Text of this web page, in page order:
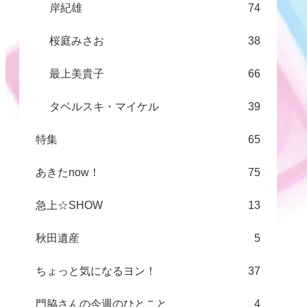
岸紀雄 74
桜庭みさお 38
最上美貴子 66
タベルスキ・マイケル 39
特集 65
あきたnow！ 75
急上☆SHOW 13
秋田遺産 5
ちょっと気になるヨン！ 37
門脇さんの今週のひとこと 4